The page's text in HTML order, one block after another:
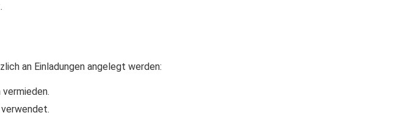
an Einladungen angelegt werden: